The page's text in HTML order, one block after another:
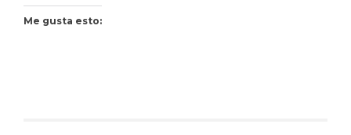
Me gusta esto: